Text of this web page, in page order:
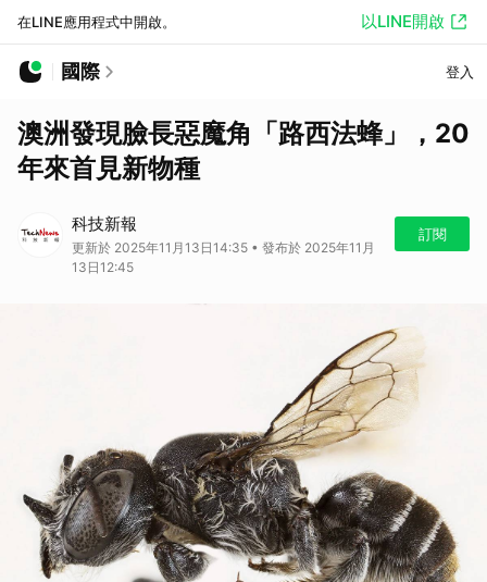
在LINE應用程式中開啟。 以LINE開啟
國際 登入
澳洲發現臉長惡魔角「路西法蜂」，20
年來首見新物種
科技新報
更新於 2025年11月13日14:35 • 發布於 2025年11月
13日12:45
訂閱